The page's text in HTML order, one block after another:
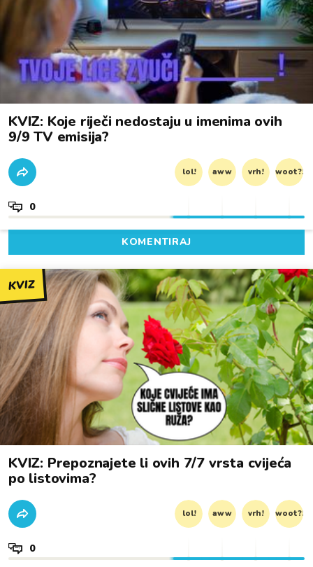
KVIZ: Koje riječi nedostaju u imenima ovih
9/9 TV emisija?
lol! aww vrh! woot?!
0
KOMENTIRAJ
KVIZ
KVIZ: Prepoznajete li ovih 7/7 vrsta cvijeća
po listovima?
lol! aww vrh! woot?!
0